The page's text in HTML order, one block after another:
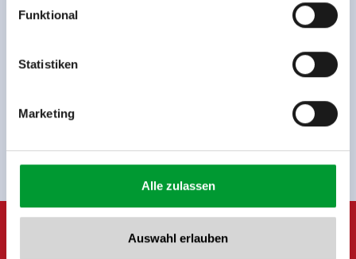
Rohr 23// A-6280 Zell am Ziller
www.zillertalarena.com
Funktional
Statistiken
Marketing
Alle zulassen
Auswahl erlauben
Jetzt für den newsletter